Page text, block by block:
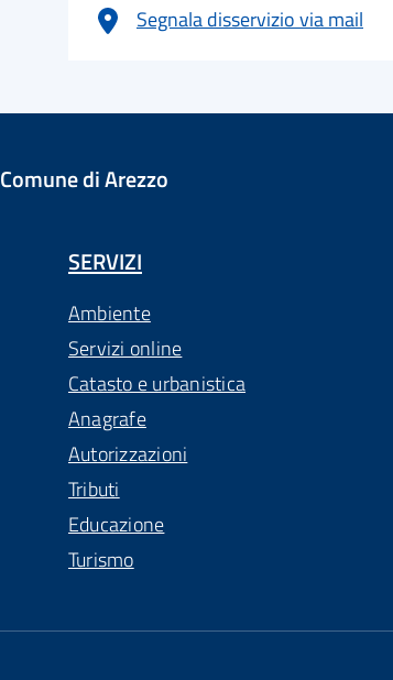
Segnala disservizio via mail
Comune di Arezzo
SERVIZI
Ambiente
Servizi online
Catasto e urbanistica
Anagrafe
Autorizzazioni
Tributi
Educazione
Turismo